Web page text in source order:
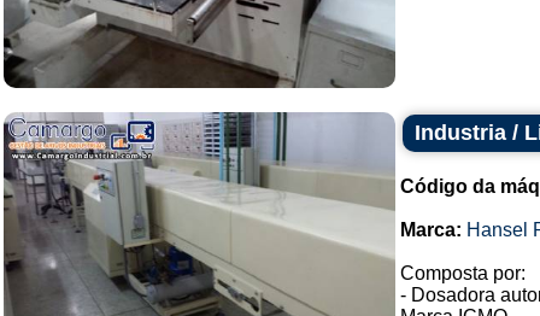
Industria /
Código da
Marca: Hansel
Composta por:
- Dosadora